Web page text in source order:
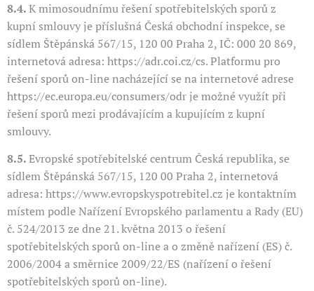
8.4.K mimosoudnímu řešení spotřebitelských sporů z
kupní smlouvy je příslušná Česká obchodní inspekce, se
sídlem Štěpánská 567/15, 120 00 Praha 2, IČ: 000 20 869,
internetová adresa: https://adr.coi.cz/cs. Platformu pro
řešení sporů on-line nacházející se na internetové adrese
https://ec.europa.eu/consumers/odr je možné využít při
řešení sporů mezi prodávajícím a kupujícím z kupní
smlouvy.
8.5.Evropské spotřebitelské centrum Česká republika, se
sídlem Štěpánská 567/15, 120 00 Praha 2, internetová
adresa: https://www.evropskyspotrebitel.cz je kontaktním
místem podle Nařízení Evropského parlamentu a Rady (EU)
č. 524/2013 ze dne 21. května 2013 o řešení
spotřebitelských sporů on-line a o změně nařízení (ES) č.
2006/2004 a směrnice 2009/22/ES (nařízení o řešení
spotřebitelských sporů on-line).